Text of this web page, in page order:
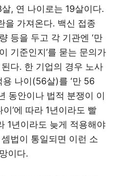
, 연 나이로는 19살이다.
을 가져온다. 백신 접종
등을 두고 각 기관엔 ‘만
기준인지’를 묻는 문의가
다. 한 기업의 경우 노사
나이(56살)를 ‘만 56
동안이나 법적 분쟁이 이
’에 따라 1년이라도 빨
1년이라도 늦게 적용해야
법이 통일되면 이런 소
이다.